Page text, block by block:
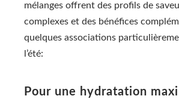
mélanges offrent des profils de
complexes et des bénéfices
quelques associations
l’été:
Pour une hydratation